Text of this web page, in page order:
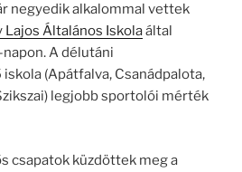
negyedik alkalommal vettek
Lajos Általános Iskolaáltal
A délutáni
(Apátfalva, Csanádpalota,
legjobb sportolói mérték
csapatok küzdöttek meg a